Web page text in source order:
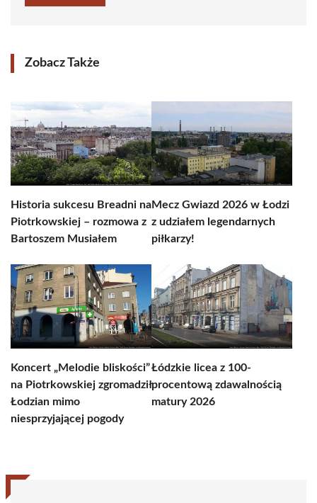
Zobacz Także
Historia sukcesu Breadni na
Piotrkowskiej – rozmowa z
Bartoszem Musiałem
Mecz Gwiazd 2026 w Łodzi
z udziałem legendarnych
piłkarzy!
Koncert „Melodie bliskości”
na Piotrkowskiej zgromadził
Łodzian mimo
niesprzyjającej pogody
Łódzkie licea z 100-
procentową zdawalnością
matury 2026